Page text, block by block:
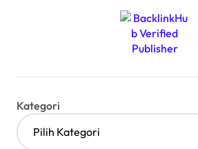
Kategori